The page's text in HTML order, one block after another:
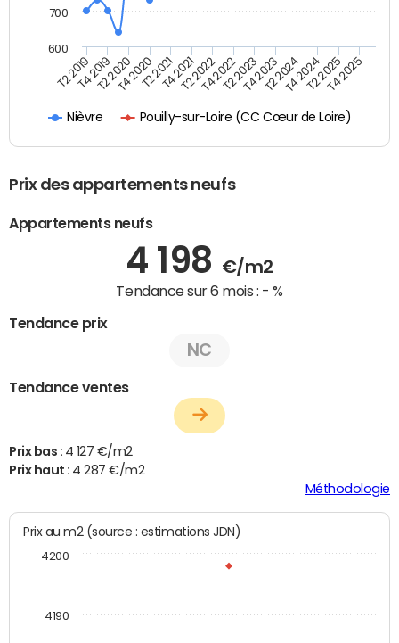
Nièvre Pouilly-sur-Loire (CC Cœur de Loire)
T2 2019T4 2019T2 2020T4 2020T2 2021T4 2021T2 2022T4 2022T2 2023T4 2023T2 2024T4 2024T2 2025T4 2025
600
700
Prix des appartements neufs
Appartements neufs
4 198 €/m2
Tendance sur 6 mois : - %
Tendance prix
NC
Tendance ventes
Prix bas : 4 127 €/m2
Prix haut : 4 287 €/m2
Méthodologie
Prix au m2 (source : estimations JDN)
4190
4200